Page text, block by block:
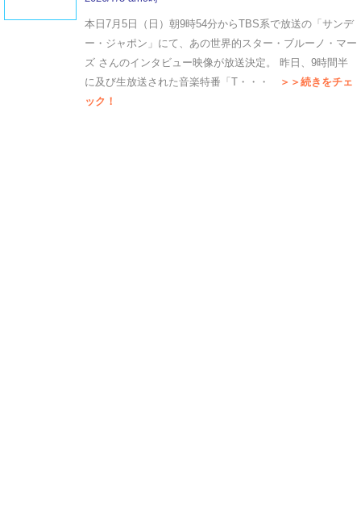
本日7月5日（日）朝9時54分からTBS系で放送の「サンデ
ー・ジャポン」にて、あの世界的スター・ブルーノ・マー
ズ さんのインタビュー映像が放送決定。 昨日、9時間半
に及び生放送された音楽特番「T・・・
＞＞続きをチェ
ック！